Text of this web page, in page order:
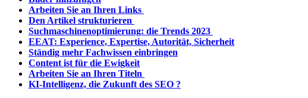
Arbeiten Sie an Ihren Links
Den Artikel strukturieren
Suchmaschinenoptimierung: die Trends 2023
EEAT: Experience, Expertise, Autorität, Sicherheit
Ständig mehr Fachwissen einbringen
Content ist für die Ewigkeit
Arbeiten Sie an Ihren Titeln
KI-Intelligenz, die Zukunft des SEO ?